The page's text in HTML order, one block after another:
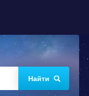
Найти